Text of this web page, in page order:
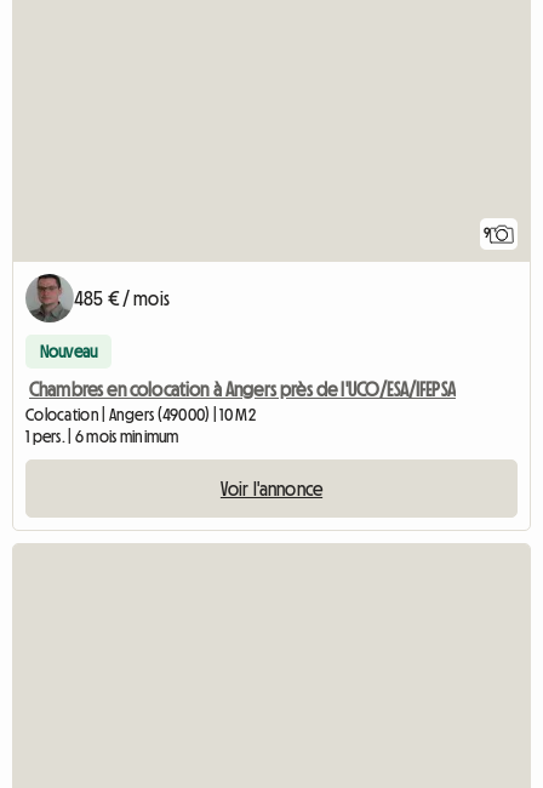
9
485 € / mois
Nouveau
Chambres en colocation à Angers près de l'UCO/ESA/IFEPSA
Colocation | Angers (49000) | 10 M2
1 pers. | 6 mois minimum
Voir l'annonce